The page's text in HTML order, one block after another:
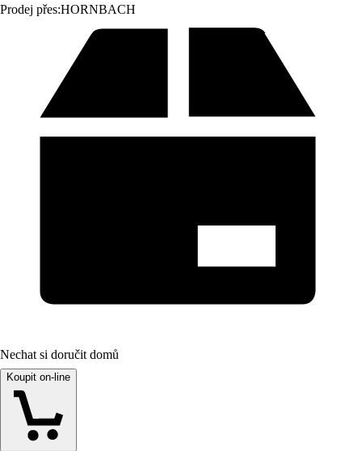
Prodej přes:HORNBACH
Nechat si doručit domů
Koupit on-line